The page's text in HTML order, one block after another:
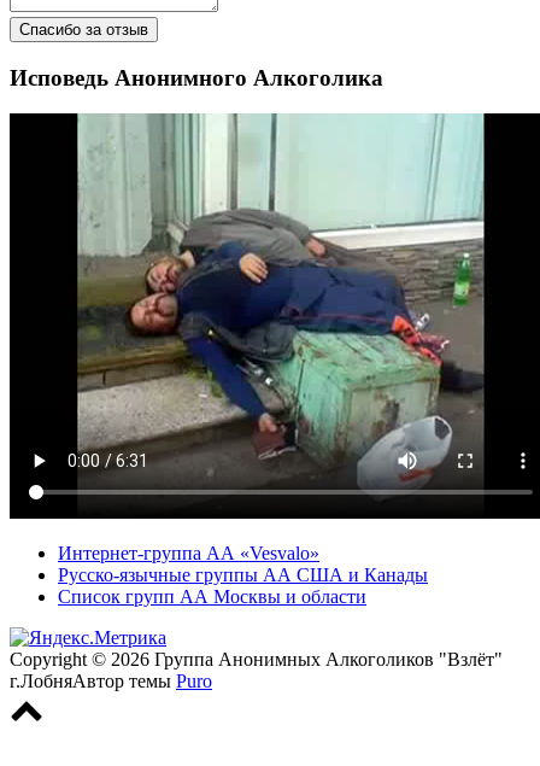
Спасибо за отзыв
Исповедь Анонимного Алкоголика
Интернет-группа АА «Vesvalo»
Русско-язычные группы АА США и Канады
Список групп АА Москвы и области
Copyright © 2026 Группа Анонимных Алкоголиков "Взлёт"
г.ЛобняАвтор темы Puro
Прокрутка
вверх